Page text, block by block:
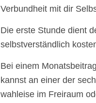
Verbundheit mit dir
Die erste Stunde dient
selbstverständlich
Bei einem
kannst an einer der
wahleise im Freiraum